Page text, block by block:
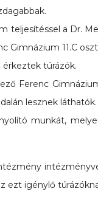
teljesítéssel a Dr.
Gimnázium 11.C
érkeztek túrázók.
Ferenc
lesznek láthatók.
munkát,
ezt igénylő